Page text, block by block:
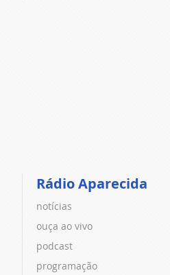
Rádio Aparecida
notícias
ouça ao vivo
podcast
programação